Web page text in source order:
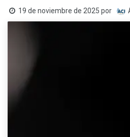
19 de noviembre de 2025 por